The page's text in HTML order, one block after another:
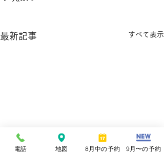
最新記事 すべて表示
電話 地図 8月中の予約 9月〜の予約